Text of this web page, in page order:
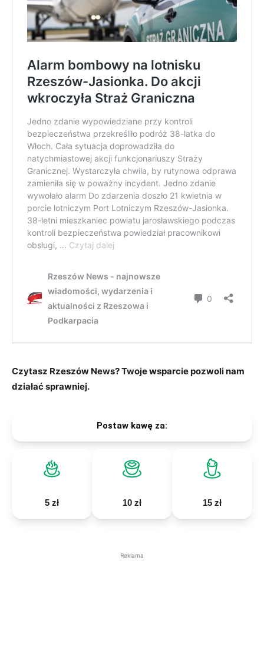
Czytasz Rzeszów News? Twoje wsparcie pozwoli nam
działać sprawniej.
Postaw kawę za:
5 zł 10 zł 15 zł
Reklama